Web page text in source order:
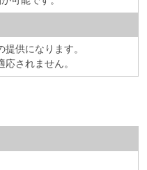
供になります。
されません。